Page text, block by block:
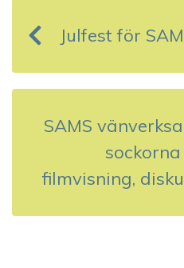
n
ä
n
Julfest för
SAMS
filmvisning,